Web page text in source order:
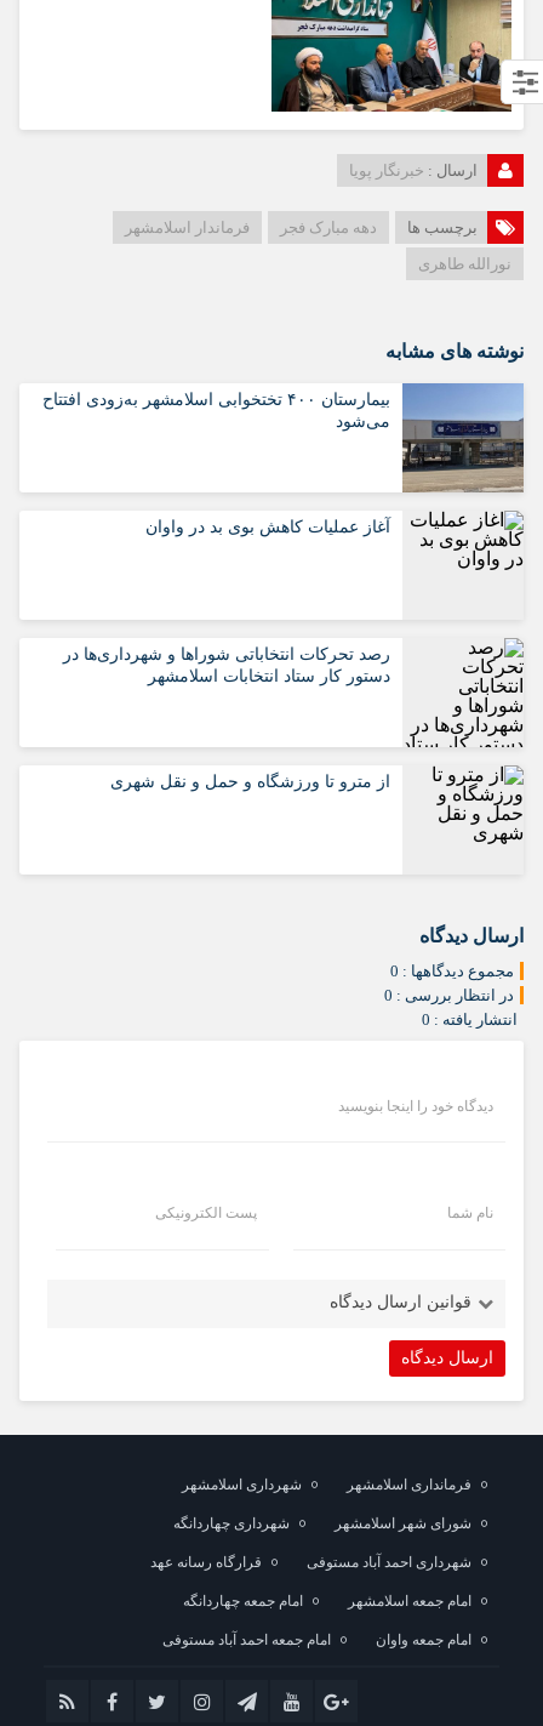
ارسال : خبرنگار پویا
برچسب ها دهه مبارک فجر
فرماندار اسلامشهر
نورالله طاهری
نوشته های مشابه
بیمارستان ۴۰۰ تختخوابی اسلامشهر به‌زودی افتتاح
می‌شود
آغاز عملیات کاهش بوی بد در واوان
رصد تحرکات انتخاباتی شوراها و شهرداری‌ها در
دستور کار ستاد انتخابات اسلامشهر
از مترو تا ورزشگاه و حمل‌ و نقل شهری
ارسال دیدگاه
مجموع دیدگاهها : 0
در انتظار بررسی : 0
انتشار یافته : 0
دیدگاه خود را اینجا بنویسید
نام شما پست الکترونیکی
قوانین ارسال دیدگاه
فرمانداری اسلامشهر شهرداری اسلامشهر
شورای شهر اسلامشهر شهرداری چهاردانگه
شهرداری احمد آباد مستوفی قرارگاه رسانه عهد
امام جمعه اسلامشهر امام جمعه چهاردانگه
امام جمعه واوان امام جمعه احمد آباد مستوفی